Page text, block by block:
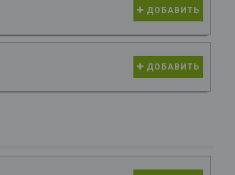
ДОБАВИТЬ
ДОБАВИТЬ